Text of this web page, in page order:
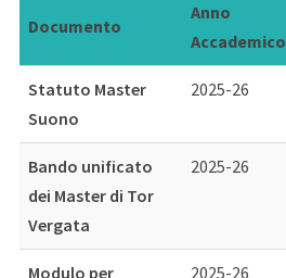
Documento
Anno
Accademico
Statuto Master
Suono
2025-26
Bando unificato
dei Master di Tor
Vergata
2025-26
Modulo per
2025-26